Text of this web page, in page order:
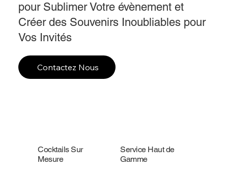
pour Sublimer Votre évènement et
Créer des Souvenirs Inoubliables pour
Vos Invités
Contactez Nous
Cocktails Sur
Mesure
Service Haut de
Gamme